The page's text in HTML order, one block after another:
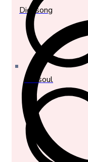
Diossong
Bassoul